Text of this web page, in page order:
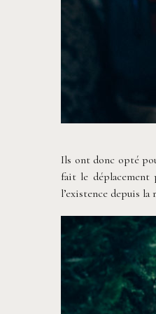
Ils ont donc opté
fait le déplacement
l’existence depuis la